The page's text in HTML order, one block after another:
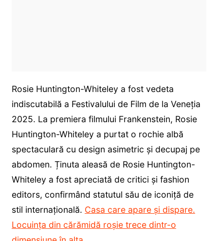
Rosie Huntington-Whiteley a fost vedeta
indiscutabilă a Festivalului de Film de la Veneția
2025. La premiera filmului Frankenstein, Rosie
Huntington-Whiteley a purtat o rochie albă
spectaculară cu design asimetric și decupaj pe
abdomen. Ținuta aleasă de Rosie Huntington-
Whiteley a fost apreciată de critici și fashion
editors, confirmând statutul său de iconiță de
stil internațională. Casa care apare și dispare.
Locuința din cărămidă roșie trece dintr-o